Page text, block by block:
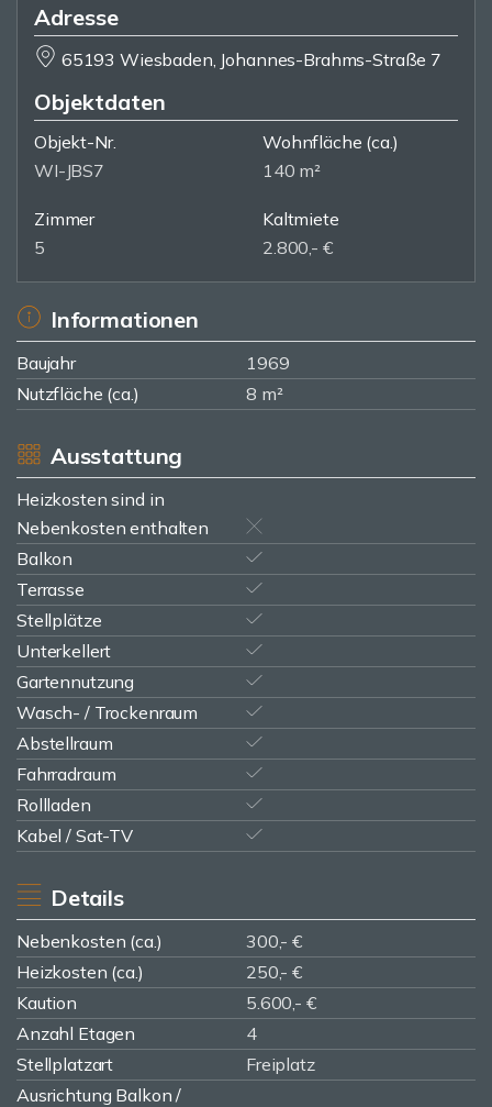
Adresse
65193 Wiesbaden, Johannes-Brahms-Straße 7
Objektdaten
Objekt-Nr.
WI-JBS7
Wohnfläche (ca.)
140 m²
Zimmer
5
Kaltmiete
2.800,- €
Informationen
Baujahr
1969
Nutzfläche (ca.)
8 m²
Ausstattung
Heizkosten sind in
Nebenkosten enthalten
Balkon
Terrasse
Stellplätze
Unterkellert
Gartennutzung
Wasch- / Trockenraum
Abstellraum
Fahrradraum
Rollladen
Kabel / Sat-TV
Details
Nebenkosten (ca.)
300,- €
Heizkosten (ca.)
250,- €
Kaution
5.600,- €
Anzahl Etagen
4
Stellplatzart
Freiplatz
Ausrichtung Balkon /